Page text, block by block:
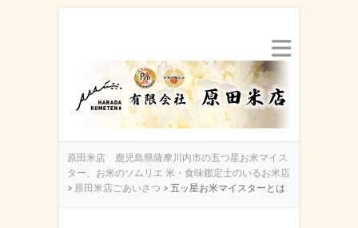
原田米店 鹿児島県薩摩川内市の五つ星お米マイス
ター、お米のソムリエ 米・食味鑑定士のいるお米店
> 原田米店ごあいさつ > 五ッ星お米マイスターとは